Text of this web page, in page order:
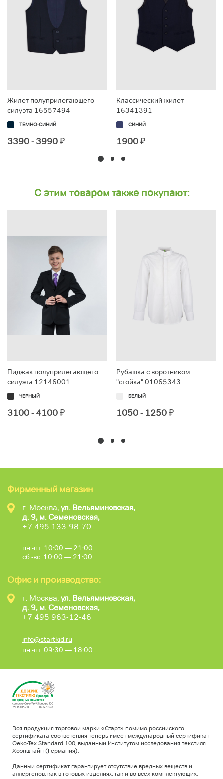
Жилет полуприлегающего
силуэта 16557494
ТЕМНО-СИНИЙ
3390 - 3990₽
Классический жилет
16341391
СИНИЙ
1900₽
С этим товаром также покупают:
Пиджак полуприлегающего
силуэта 12146001
ЧЕРНЫЙ
3100 - 4100₽
Рубашка с воротником
"стойка" 01065343
БЕЛЫЙ
1050 - 1250₽
Фирменный магазин
г. Москва, ул. Вельяминовская,
д. 9, м. Семеновская,
+7 495 133-98-70
пн.-пт. 10:00 — 21:00
сб.-вс. 10:00 — 21:00
Офис и производство:
г. Москва, ул. Вельяминовская,
д. 9, м. Семеновская,
+7 495 963-12-46
info@startkid.ru
пн.-пт. 09:30 — 18:00
Вся продукция торговой марки «Старт» помимо российского
сертификата соответствия теперь имеет международный сертификат
Oeko-Tex Standard 100, выданный Институтом исследования текстиля
Хоэнштайн (Германия).
Данный сертификат гарантирует отсутствие вредных веществ и
аллергенов, как в готовых изделиях, так и во всех комплектующих.